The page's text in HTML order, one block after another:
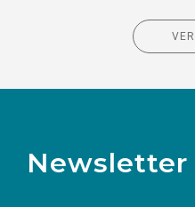
Newsletter